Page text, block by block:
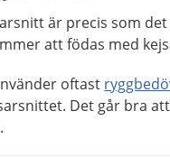
är precis som
att födas med
oftast
Det går bra